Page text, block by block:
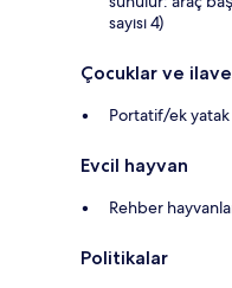
sayısı 4)
Çocuklar ve
Portatif/ek yatak
Evcil hayvan
Rehber
Politikalar